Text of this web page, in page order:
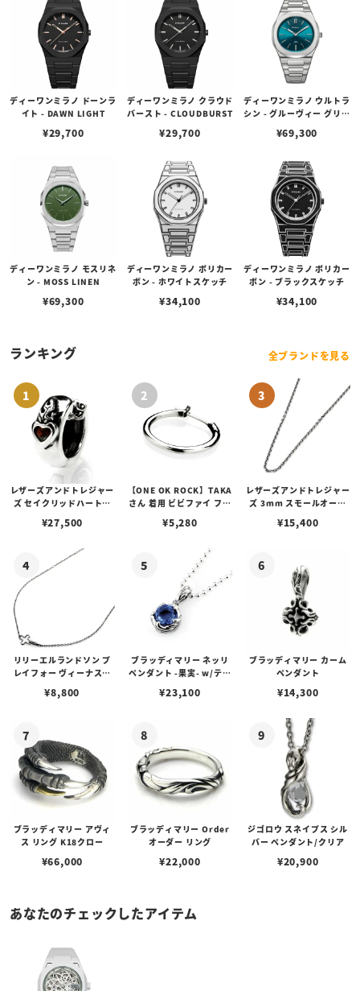
ディーワンミラノ ドーンラ
イト - DAWN LIGHT
¥29,700
ディーワンミラノ クラウド
バースト - CLOUDBURST
¥29,700
ディーワンミラノ ウルトラ
シン - グルーヴィー グリー
¥69,300
ディーワンミラノ モスリネ
ン - MOSS LINEN
¥69,300
ディーワンミラノ ポリカー
ボン - ホワイトスケッチ
¥34,100
ディーワンミラノ ポリカー
ボン - ブラックスケッチ
¥34,100
ランキング 全ブランドを見る
レザーズアンドトレジャー
ズ セイクリッドハートピ
¥27,500
【ONE OK ROCK】TAKA
さん 着用 ビビファイ フー
¥5,280
レザーズアンドトレジャー
ズ 3mm スモールオーバ
ブスタークラスプ＆LTロ
¥15,400
リリーエルランドソン プ
レイフォー ヴィーナスチ
¥8,800
ブラッディマリー ネッリ
ペンダント -果実- w/ティ
¥23,100
ブラッディマリー カーム
ペンダント
¥14,300
ブラッディマリー アヴィ
ス リング K18クロー
¥66,000
ブラッディマリー Order
オーダー リング
¥22,000
ジゴロウ スネイプス シル
バー ペンダント/クリア
¥20,900
あなたのチェックしたアイテム